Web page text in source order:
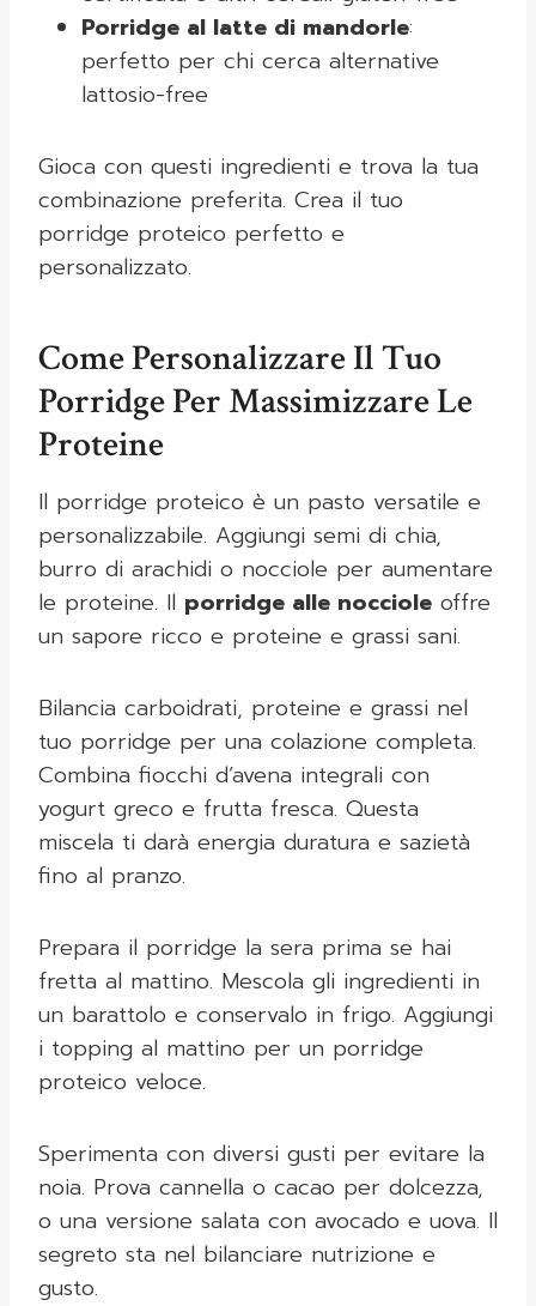
Porridge al latte di mandorle:
perfetto per chi cerca alternative
lattosio-free
Gioca con questi ingredienti e trova la tua
combinazione preferita. Crea il tuo
porridge proteico perfetto e
personalizzato.
Come Personalizzare Il Tuo
Porridge Per Massimizzare Le
Proteine
Il porridge proteico è un pasto versatile e
personalizzabile. Aggiungi semi di chia,
burro di arachidi o nocciole per aumentare
le proteine. Il porridge alle nocciole offre
un sapore ricco e proteine e grassi sani.
Bilancia carboidrati, proteine e grassi nel
tuo porridge per una colazione completa.
Combina fiocchi d’avena integrali con
yogurt greco e frutta fresca. Questa
miscela ti darà energia duratura e sazietà
fino al pranzo.
Prepara il porridge la sera prima se hai
fretta al mattino. Mescola gli ingredienti in
un barattolo e conservalo in frigo. Aggiungi
i topping al mattino per un porridge
proteico veloce.
Sperimenta con diversi gusti per evitare la
noia. Prova cannella o cacao per dolcezza,
o una versione salata con avocado e uova. Il
segreto sta nel bilanciare nutrizione e
gusto.